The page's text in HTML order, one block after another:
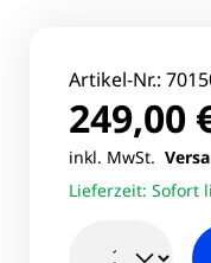
Viewsonic
27 Zoll
Samsung
Artikel-Nr.:
249,00
inkl. MwSt.
Lieferzeit: Sofort